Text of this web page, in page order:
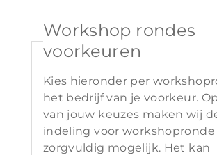
Workshop rondes
voorkeuren
Kies hieronder per
het bedrijf van je voorkeur.
van jouw keuzes maken wij
indeling voor workshopronde
zorgvuldig mogelijk. Het kan